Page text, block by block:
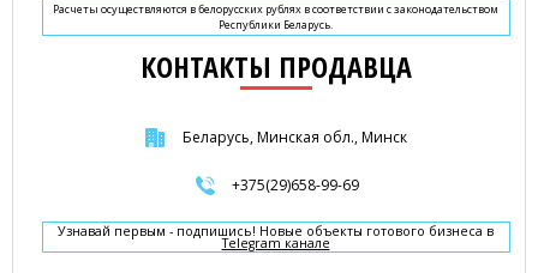
Расчеты осуществляются в белорусских рублях в соответствии с законодательством
Республики Беларусь.
КОНТАКТЫ ПРОДАВЦА
Беларусь, Минская обл., Минск
+375(29)658-99-69
Узнавай первым - подпишись! Новые объекты готового бизнеса в
Telegram канале